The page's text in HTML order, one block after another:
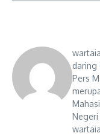
daring
Pers
Negeri